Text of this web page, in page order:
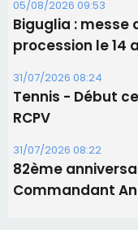
06/08/2026 15:25
Corte –
projection sous
06/08/2026 15:04
Alata - Soirée
Benedetto
05/08/2026 09:53
Biguglia : messe
procession le 14